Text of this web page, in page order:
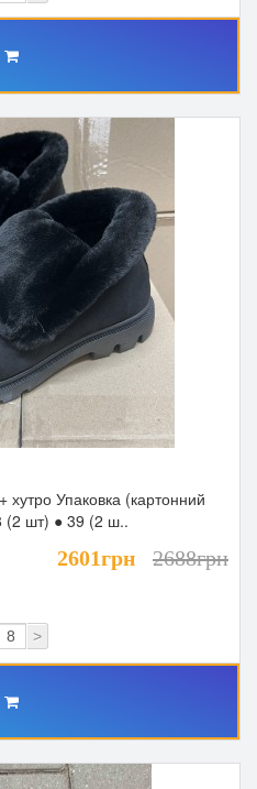
Упаковка (картонний
(2 шт) ● 39 (2 ш..
2601грн 2688грн
>